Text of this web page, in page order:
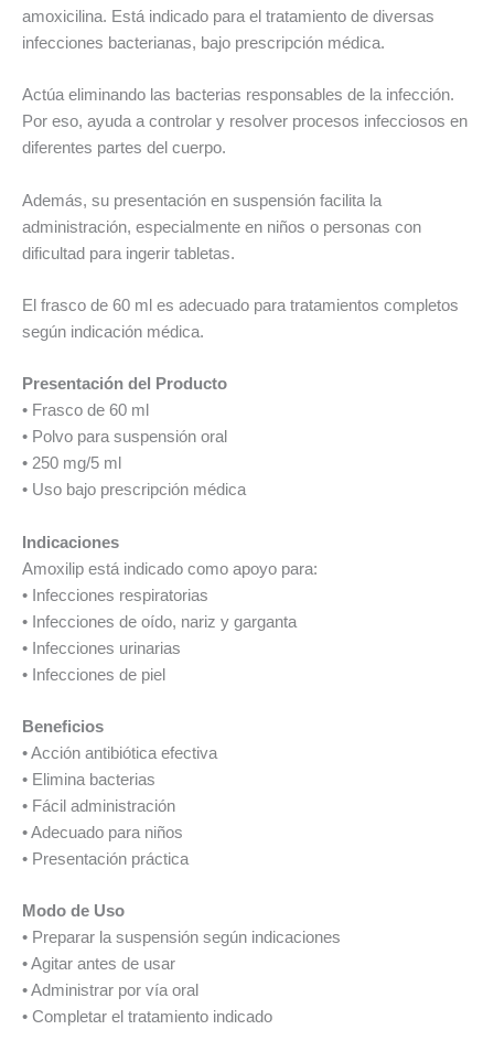
amoxicilina. Está indicado para el tratamiento de diversas
infecciones bacterianas, bajo prescripción médica.
Actúa eliminando las bacterias responsables de la infección.
Por eso, ayuda a controlar y resolver procesos infecciosos en
diferentes partes del cuerpo.
Además, su presentación en suspensión facilita la
administración, especialmente en niños o personas con
dificultad para ingerir tabletas.
El frasco de 60 ml es adecuado para tratamientos completos
según indicación médica.
Presentación del Producto
• Frasco de 60 ml
• Polvo para suspensión oral
• 250 mg/5 ml
• Uso bajo prescripción médica
Indicaciones
Amoxilip está indicado como apoyo para:
• Infecciones respiratorias
• Infecciones de oído, nariz y garganta
• Infecciones urinarias
• Infecciones de piel
Beneficios
• Acción antibiótica efectiva
• Elimina bacterias
• Fácil administración
• Adecuado para niños
• Presentación práctica
Modo de Uso
• Preparar la suspensión según indicaciones
• Agitar antes de usar
• Administrar por vía oral
• Completar el tratamiento indicado